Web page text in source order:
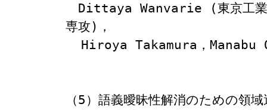
Dittaya Wanvarie (東京工業
専攻)，
（5）語義曖昧性解消のための領